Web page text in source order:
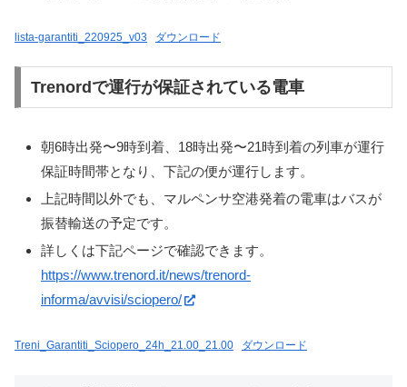
lista-garantiti_220925_v03 ダウンロード
Trenordで運行が保証されている電車
朝6時出発〜9時到着、18時出発〜21時到着の列車が運行
保証時間帯となり、下記の便が運行します。
上記時間以外でも、マルペンサ空港発着の電車はバスが
振替輸送の予定です。
詳しくは下記ページで確認できます。
https://www.trenord.it/news/trenord-
informa/avvisi/sciopero/
Treni_Garantiti_Sciopero_24h_21.00_21.00 ダウンロード